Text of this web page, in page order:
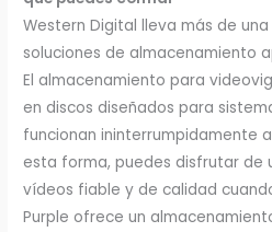
Western Digital lleva más de
soluciones de almacenamiento
El almacenamiento para
en discos diseñados para
funcionan ininterrumpidamente
esta forma, puedes disfrutar de
vídeos fiable y de calidad
Purple ofrece un